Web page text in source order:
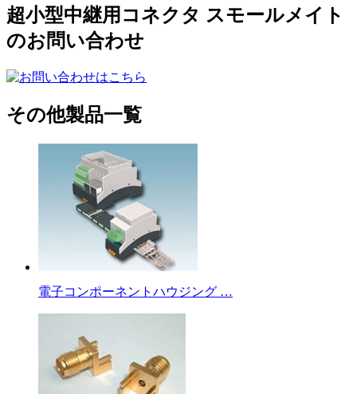
超小型中継用コネクタ スモールメイト
のお問い合わせ
その他製品一覧
電子コンポーネントハウジング …